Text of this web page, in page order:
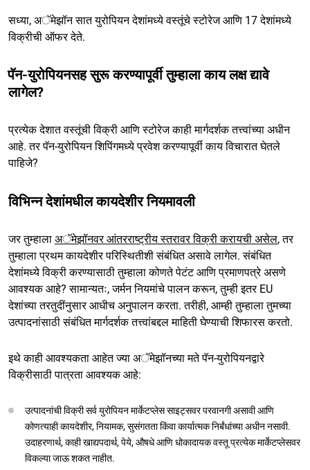
सध्या, अॅमेझॉन सात युरोपियन देशांमध्ये वस्तूंचे स्टोरेज आणि 17 देशांमध्ये
विक्रीची ऑफर देते.
पॅन-युरोपियनसह सुरू करण्यापूर्वी तुम्हाला काय लक्ष द्यावे
लागेल?
प्रत्येक देशात वस्तूंची विक्री आणि स्टोरेज काही मार्गदर्शक तत्त्वांच्या अधीन
आहे. तर पॅन-युरोपियन शिपिंगमध्ये प्रवेश करण्यापूर्वी काय विचारात घेतले
पाहिजे?
विभिन्न देशांमधील कायदेशीर नियमावली
जर तुम्हाला अॅमेझॉनवर आंतरराष्ट्रीय स्तरावर विक्री करायची असेल, तर
तुम्हाला प्रथम कायदेशीर परिस्थितीशी संबंधित असावे लागेल. संबंधित
देशांमध्ये विक्री करण्यासाठी तुम्हाला कोणते पेटंट आणि प्रमाणपत्रे असणे
आवश्यक आहे? सामान्यतः, जर्मन नियमांचे पालन करून, तुम्ही इतर EU
देशांच्या तरतुदींनुसार आधीच अनुपालन करता. तरीही, आम्ही तुम्हाला तुमच्या
उत्पादनांसाठी संबंधित मार्गदर्शक तत्त्वांबद्दल माहिती घेण्याची शिफारस करतो.
इथे काही आवश्यकता आहेत ज्या अॅमेझॉनच्या मते पॅन-युरोपियनद्वारे
विक्रीसाठी पात्रता आवश्यक आहे:
उत्पादनांची विक्री सर्व युरोपियन मार्केटप्लेस साइट्सवर परवानगी असावी आणि
कोणत्याही कायदेशीर, नियामक, सुसंगतता किंवा कार्यात्मक निर्बंधांच्या अधीन नसावी.
उदाहरणार्थ, काही खाद्यपदार्थ, पेये, औषधे आणि धोकादायक वस्तू प्रत्येक मार्केटप्लेसवर
विकल्या जाऊ शकत नाहीत.